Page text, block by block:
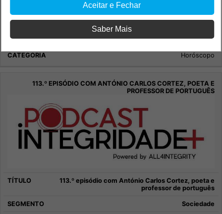
Maria Helena - Semana 1 Agosto 2026
Sociedade
Horóscopo
113.º episódio com António Carlos Cortez, poeta e
professor de português
Sociedade
Aceitar e Fechar
Saber Mais